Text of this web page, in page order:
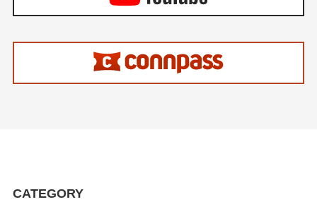
CATEGORY